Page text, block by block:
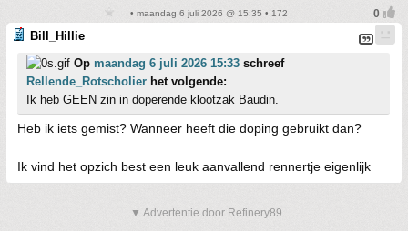
• maandag 6 juli 2026 @ 15:35 • 172
Bill_Hillie
Op maandag 6 juli 2026 15:33 schreef
Rellende_Rotscholier het volgende:
Ik heb GEEN zin in doperende klootzak Baudin.
Heb ik iets gemist? Wanneer heeft die doping gebruikt dan?
Ik vind het opzich best een leuk aanvallend rennertje eigenlijk
▼ Advertentie door Refinery89